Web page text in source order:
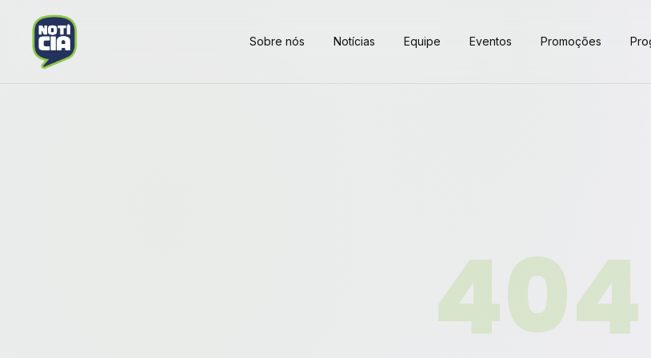
Sobre nós Notícias Equipe Eventos Promoções
404